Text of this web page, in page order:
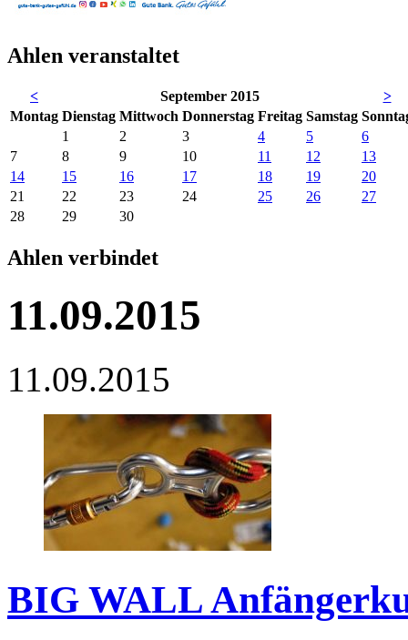
Ahlen veranstaltet
< September 2015
>
Montag Dienstag Mittwoch Donnerstag Freitag Samstag So
1
2 3 4 5
6
7
8 9 10 11 12
13
14
15 16 17 18 19
20
21
22 23 24 25 26
27
28
29 30
Ahlen verbindet
11.09.2015
11.09.2015
BIG WALL